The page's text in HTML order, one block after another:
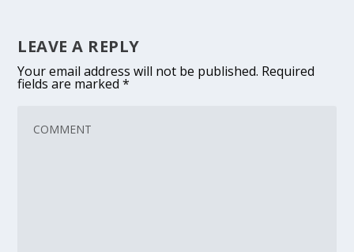
LEAVE A REPLY
Your email address will not be published. Required
fields are marked*